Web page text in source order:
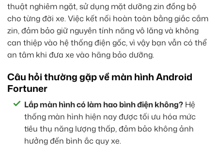
thuật nghiêm ngặt, sử dụng mặt dưỡng zin đồng bộ
cho từng đời xe. Việc kết nối hoàn toàn bằng giắc cắm
zin, đảm bảo giữ nguyên tính năng vô lăng và không
can thiệp vào hệ thống điện gốc, vì vậy bạn vẫn có thể
an tâm khi đưa xe vào hãng bảo dưỡng.
Câu hỏi thường gặp về màn hình Android
Fortuner
Lắp màn hình có làm hao bình điện không? Hệ
thống màn hình hiện nay được tối ưu hóa mức
tiêu thụ năng lượng thấp, đảm bảo không ảnh
hưởng đến bình ắc quy xe.